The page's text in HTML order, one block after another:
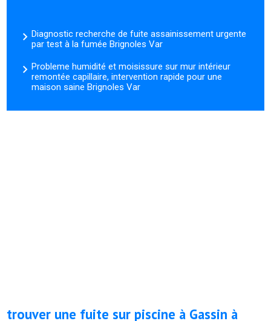
Diagnostic recherche de fuite assainissement urgente
par test à la fumée Brignoles Var
Probleme humidité et moisissure sur mur intérieur
remontée capillaire, intervention rapide pour une
maison saine Brignoles Var
trouver une fuite sur piscine à Gassin à